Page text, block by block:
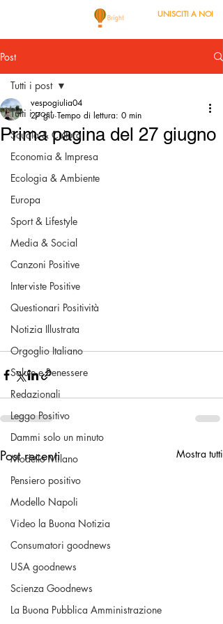
UNISCITI A NOI
Post
Tutti i post
Scuola & Cultura
Economia & Impresa
Ecologia & Ambiente
Europa
Sport & Lifestyle
Media & Social
Canzoni Positive
Interviste Positive
Questionari Positività
Notizia Illustrata
Orgoglio Italiano
Salute e Benessere
Redazionali
Leggo Positivo
Dammi solo un minuto
Modello Milano
Pensiero positivo
Modello Napoli
Video la Buona Notizia
Consumatori goodnews
USA goodnews
Scienza Goodnews
La Buona Pubblica Amministrazione
Tutti i post
Prima pagina del 27 giugno
vespogiulia04
27 giu Tempo di lettura: 0 min
Post recenti Mostra tutti